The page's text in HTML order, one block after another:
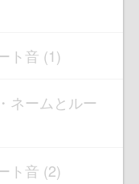
ト音 (1)
ネームとルー
ト音 (2)